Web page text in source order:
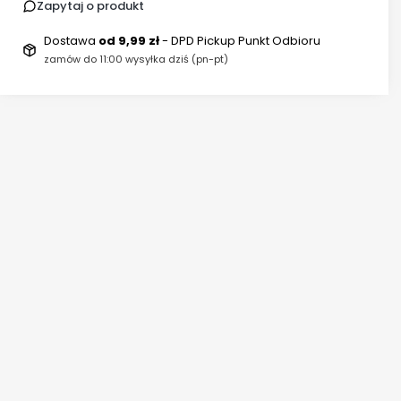
Zapytaj o produkt
Dostawa od 9,99 zł- DPD Pickup Punkt Odbioru
zamów do 11:00 wysyłka dziś (pn-pt)